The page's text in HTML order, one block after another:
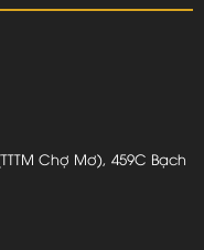
Chợ Mơ), 459C Bạch